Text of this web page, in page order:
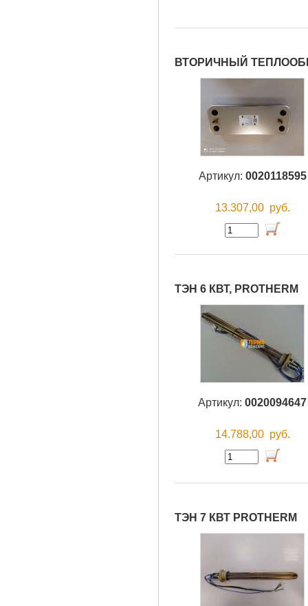
ВТОРИЧНЫЙ
Артикул: 0020118595
13.307,00 руб.
ТЭН 6 КВТ, PROTHERM
Артикул: 0020094647
14.788,00 руб.
ТЭН 7 КВТ PROTHERM